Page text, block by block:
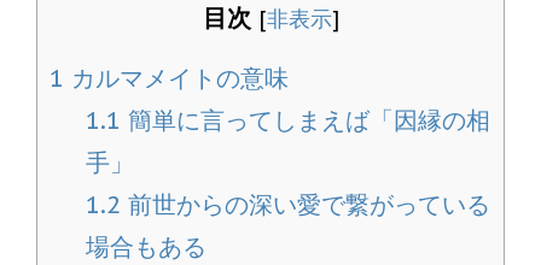
目次 [非表示]
1 カルマメイトの意味
1.1 簡単に言ってしまえば「因縁の相
手」
1.2 前世からの深い愛で繋がっている
場合もある